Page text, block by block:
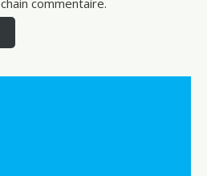
commentaire.